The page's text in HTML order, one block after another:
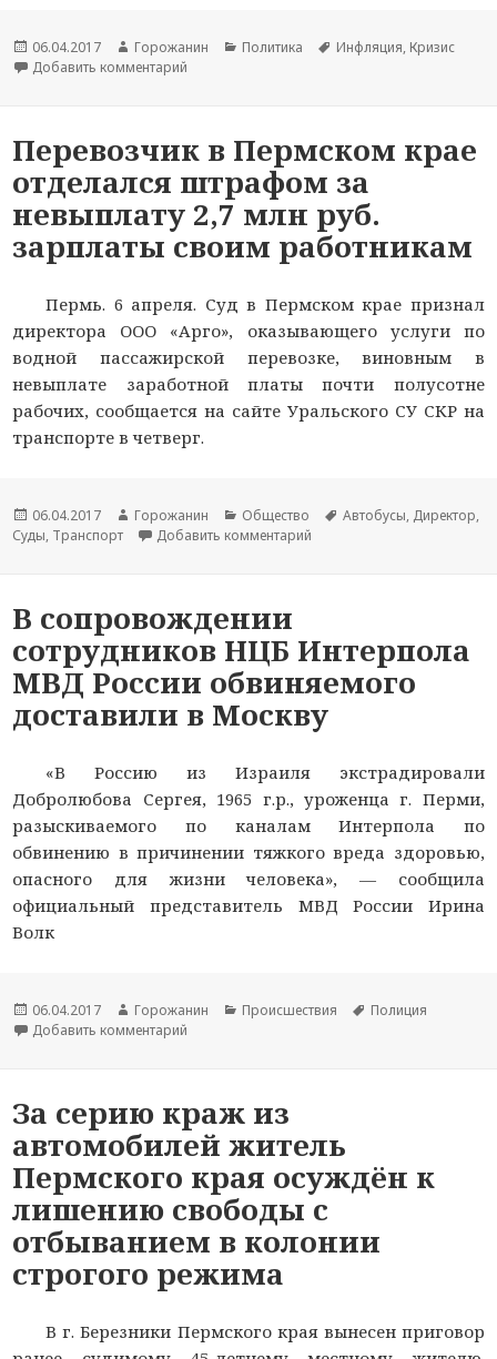
Новость
опубликована
06.04.2017
Автор
новости
Горожанин
Раздел
Политика
Тема
Инфляция, Кризис
Добавить комментарий
Перевозчик в Пермском крае
отделался штрафом за
невыплату 2,7 млн руб.
зарплаты своим работникам
Пермь. 6 апреля. Суд в Пермском крае признал
директора ООО «Арго», оказывающего услуги по
водной пассажирской перевозке, виновным в
невыплате заработной платы почти полусотне
рабочих, сообщается на сайте Уральского СУ СКР на
транспорте в четверг.
Новость
опубликована
06.04.2017
Автор
новости
Горожанин
Раздел
новостей
Общество
Тема
Автобусы, Директор,
Суды, Транспорт Добавить комментарий
В сопровождении
сотрудников НЦБ Интерпола
МВД России обвиняемого
доставили в Москву
«В Россию из Израиля экстрадировали
Добролюбова Сергея, 1965 г.р., уроженца г. Перми,
разыскиваемого по каналам Интерпола по
обвинению в причинении тяжкого вреда здоровью,
опасного для жизни человека», — сообщила
официальный представитель МВД России Ирина
Волк
Новость
опубликована
06.04.2017
Автор
новости
Горожанин
Раздел
Происшествия
Тема
Полиция
Добавить комментарий
За серию краж из
автомобилей житель
Пермского края осуждён к
лишению свободы с
отбыванием в колонии
строгого режима
В г. Березники Пермского края вынесен приговор